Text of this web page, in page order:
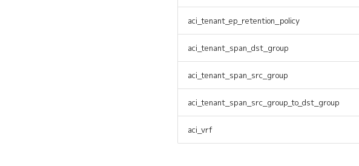
aci_tenant_ep_retention_policy
aci_tenant_span_dst_group
aci_tenant_span_src_group
aci_tenant_span_src_group_to_dst_group
aci_vrf